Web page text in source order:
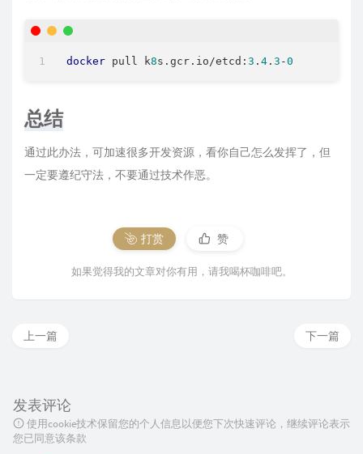
docker pull k8s.gcr.io/etcd: 3 . 4 . 3 -0
总结
通过此办法，可加速很多开发资源，看你自己怎么发挥了，但
一定要遵纪守法，不要通过技术作恶。
打赏 赞
如果觉得我的文章对你有用，请我喝杯咖啡吧。
下一篇
上一篇
发表评论
使用cookie技术保留您的个人信息以便您下次快速评论，继续评论表示
您已同意该条款